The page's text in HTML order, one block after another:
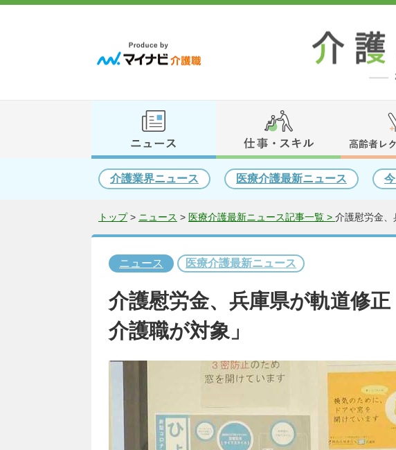
介護業界ニュース 医療介護最新ニュース
トップ> ニュース > 医療介護最新ニュース記事一覧 > 介護慰労金
ニュース 医療介護最新ニュース
介護慰労金、兵庫県が軌道修
介護職が対象」